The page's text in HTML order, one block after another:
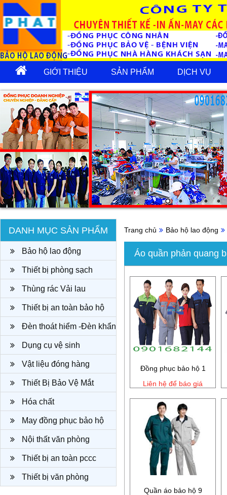
GIỚI THIỆU SẢN PHẨM DỊCH VỤ
DANH MỤC SẢN PHẨM
Bảo hộ lao động
Thiết bị phòng sạch
Thùng rác Vải lau
Thiết bị an toàn bảo hộ
Đèn thoát hiểm -Đèn khẩn
cấpDụng cụ vệ sinh
Vật liệu đóng hàng
Thiết Bị Bảo Vệ Mắt
Hóa chất
May đồng phục bảo hộ
công tyNội thất văn phòng
Thiết bị an toàn pccc
Thiết bị văn phòng
Trang chủ Bảo hộ lao động
Áo quần phản quang
Đồng phục bảo hộ 1
Liên hệ để báo giá
Quần áo bảo hộ 9